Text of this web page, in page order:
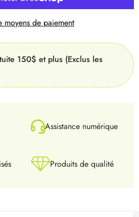
moyens de paiement
150$ et plus (Exclus les
Assistance numérique
Produits de qualité